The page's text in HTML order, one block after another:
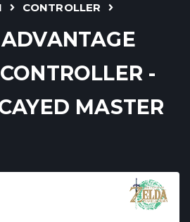
CONTROLLER
-
MASTER